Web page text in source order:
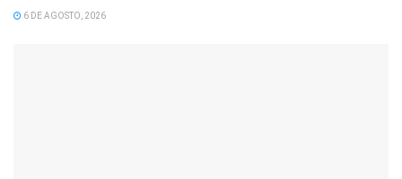
6 DE AGOSTO, 2026